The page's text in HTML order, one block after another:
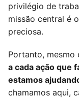
privilégio de
missão central é
preciosa.
Portanto, mesmo
a cada ação que
estamos
chamamos aqui,